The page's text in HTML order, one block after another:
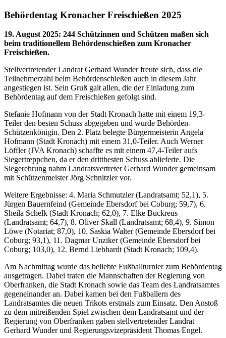
Behördentag Kronacher Freischießen 2025
19. August 2025: 244 Schützinnen und Schützen maßen sich
beim traditionellem Behördenschießen zum Kronacher
Freischießen.
Stellvertretender Landrat Gerhard Wunder freute sich, dass die
Teilnehmerzahl beim Behördenschießen auch in diesem Jahr
angestiegen ist. Sein Gruß galt allen, die der Einladung zum
Behördentag auf dem Freischießen gefolgt sind.
Stefanie Hofmann von der Stadt Kronach hatte mit einem 19,3-
Teiler den besten Schuss abgegeben und wurde Behörden-
Schützenkönigin. Den 2. Platz belegte Bürgermeisterin Angela
Hofmann (Stadt Kronach) mit einem 31,0-Teiler. Auch Werner
Löffler (JVA Kronach) schaffte es mit einem 47,4-Teiler aufs
Siegertreppchen, da er den drittbesten Schuss ablieferte. Die
Siegerehrung nahm Landratsvertreter Gerhard Wunder gemeinsam
mit Schützenmeister Jörg Schnitzler vor.
Weitere Ergebnisse: 4. Maria Schmutzler (Landratsamt; 52,1), 5.
Jürgen Bauernfeind (Gemeinde Ebersdorf bei Coburg; 59,7), 6.
Sheila Schelk (Stadt Kronach; 62,0), 7. Elke Buckreus
(Landratsamt; 64,7), 8. Oliver Skall (Landratsamt; 68,4), 9. Simon
Löwe (Notariat; 87,0), 10. Saskia Walter (Gemeinde Ebersdorf bei
Coburg; 93,1), 11. Dagmar Unziker (Gemeinde Ebersdorf bei
Coburg; 103,0), 12. Bernd Liebhardt (Stadt Kronach; 109,4).
Am Nachmittag wurde das beliebte Fußballturnier zum Behördentag
ausgetragen. Dabei traten die Mannschaften der Regierung von
Oberfranken, die Stadt Kronach sowie das Team des Landratsamtes
gegeneinander an. Dabei kamen bei den Fußballern des
Landratsamtes die neuen Trikots erstmals zum Einsatz. Den Anstoß
zu dem mitreißenden Spiel zwischen dem Landratsamt und der
Regierung von Oberfranken gaben stellvertretender Landrat
Gerhard Wunder und Regierungsvizepräsident Thomas Engel.